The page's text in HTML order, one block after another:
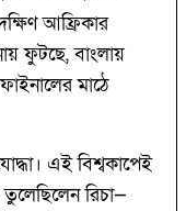
আফ্রিকার
ফুটছে, বাংলায়
মাঠে
এই বিশ্বকাপেই
রিচা—